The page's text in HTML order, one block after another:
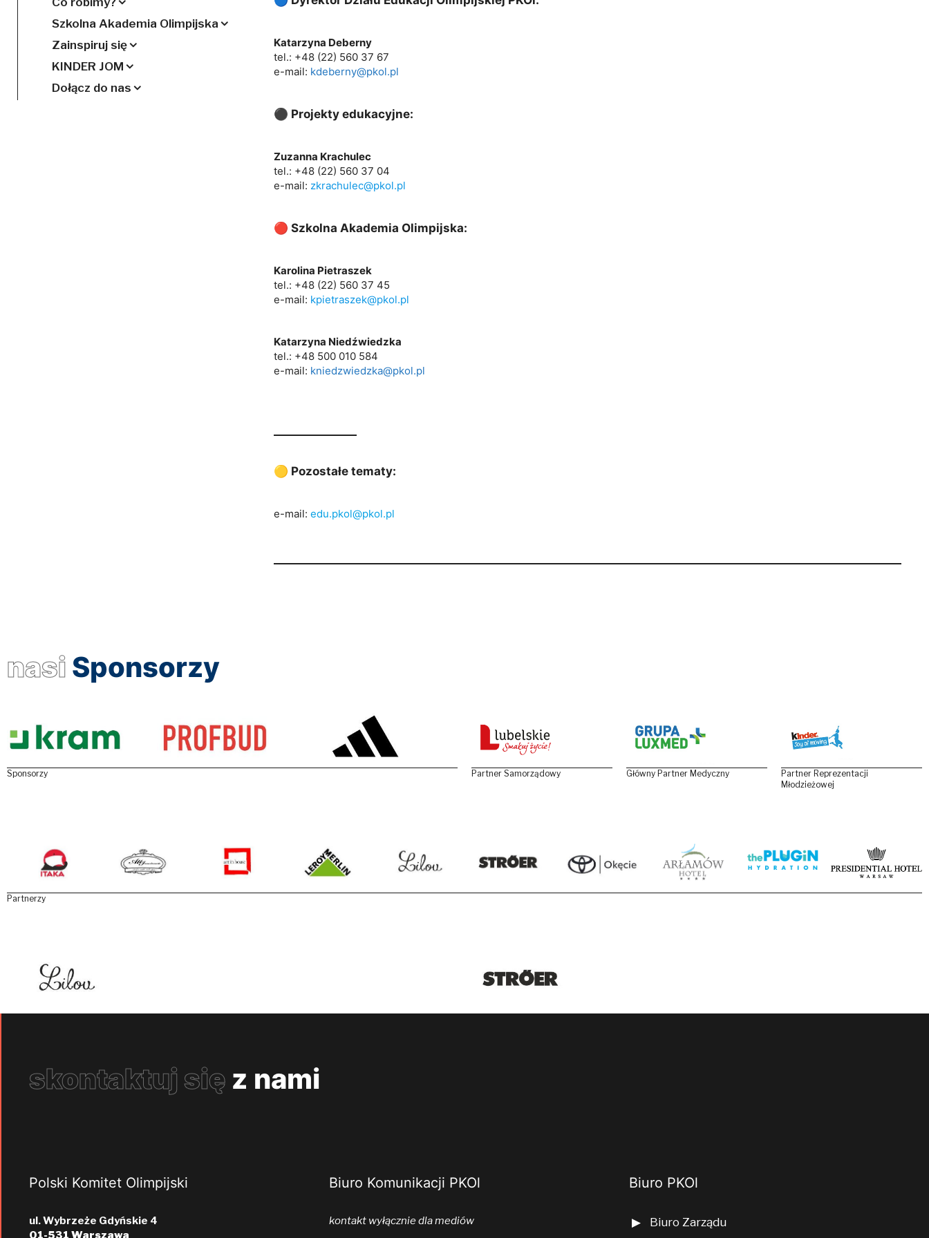
Katarzyna Deberny
tel.: +48 (22) 560 37 67
e-mail: kdeberny@pkol.pl
⚫ Projekty edukacyjne:
Zuzanna Krachulec
tel.: +48 (22) 560 37 04
e-mail: zkrachulec@pkol.pl
🔴 Szkolna Akademia Olimpijska:
Karolina Pietraszek
tel.: +48 (22) 560 37 45
e-mail: kpietraszek@pkol.pl
Katarzyna Niedźwiedzka
tel.: +48 500 010 584
e-mail: kniedzwiedzka@pkol.pl
🟡 Pozostałe tematy:
e-mail: edu.pkol@pkol.pl
Szkolna Akademia Olimpijska
Zainspiruj się
KINDER JOM
Dołącz do nas
nasi Sponsorzy
Sponsorzy Partner Samorządowy Główny Partner Medyczny
Partner Reprezentacji
Młodzieżowej
Partnerzy
skontaktuj się z nami
Polski Komitet Olimpijski
ul. Wybrzeże Gdyńskie 4
Biuro Komunikacji PKOl
kontakt wyłącznie dla mediów
Biuro PKOl
Biuro Zarządu